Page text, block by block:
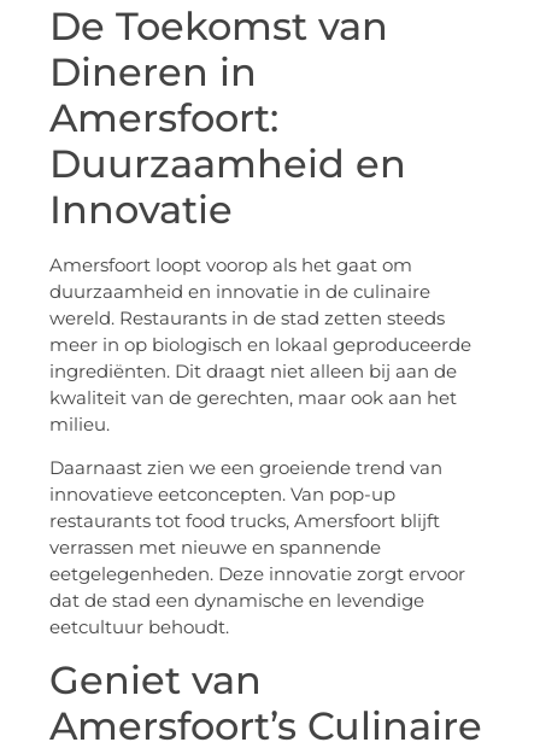
De Toekomst van
Dineren in
Amersfoort:
Duurzaamheid en
Innovatie
Amersfoort loopt voorop als het gaat om
duurzaamheid en innovatie in de culinaire
wereld. Restaurants in de stad zetten steeds
meer in op biologisch en lokaal geproduceerde
ingrediënten. Dit draagt niet alleen bij aan de
kwaliteit van de gerechten, maar ook aan het
milieu.
Daarnaast zien we een groeiende trend van
innovatieve eetconcepten. Van pop-up
restaurants tot food trucks, Amersfoort blijft
verrassen met nieuwe en spannende
eetgelegenheden. Deze innovatie zorgt ervoor
dat de stad een dynamische en levendige
eetcultuur behoudt.
Geniet van
Amersfoort’s Culinaire